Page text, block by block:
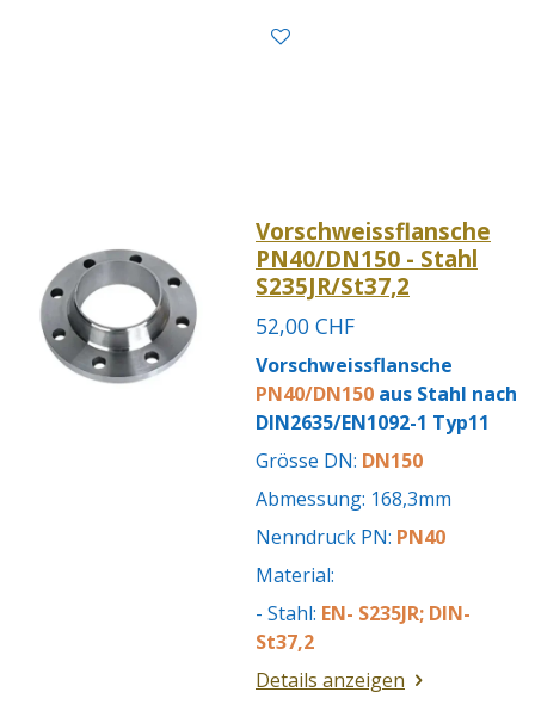
Vorschweissflansche
PN40/DN150 - Stahl
S235JR/St37,2
52,00 CHF
Vorschweissflansche
PN40/DN150 aus Stahl nach
DIN2635/EN1092-1 Typ11
Grösse DN: DN150
Abmessung: 168,3mm
Nenndruck PN: PN40
Material:
- Stahl: EN- S235JR; DIN-
St37,2
Details anzeigen